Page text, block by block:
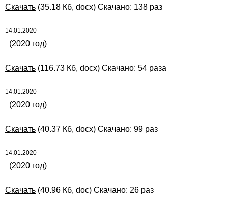
Скачать (35.18 Кб, docx) Скачано: 138 раз
14.01.2020
(2020 год)
Скачать (116.73 Кб, docx) Скачано: 54 раза
14.01.2020
(2020 год)
Скачать (40.37 Кб, docx) Скачано: 99 раз
14.01.2020
(2020 год)
Скачать (40.96 Кб, doc) Скачано: 26 раз